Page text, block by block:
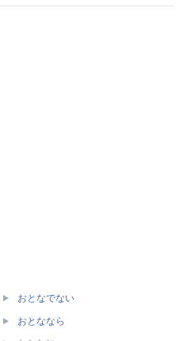
おとなでない
おとななら